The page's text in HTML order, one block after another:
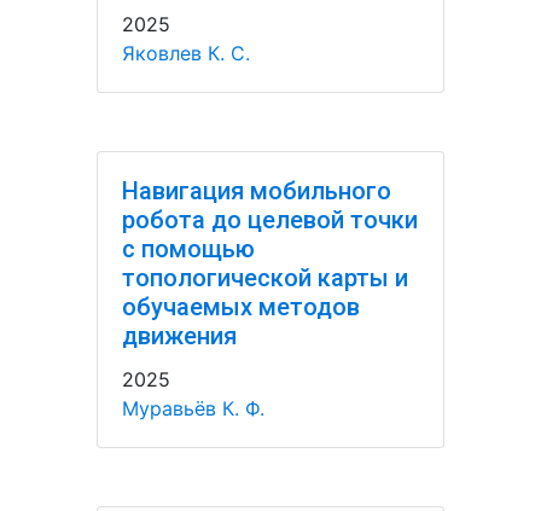
2025
Яковлев К. С.
Навигация мобильного
робота до целевой точки
с помощью
топологической карты и
обучаемых методов
движения
2025
Муравьёв К. Ф.